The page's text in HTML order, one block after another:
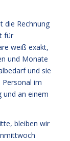
die Rechnung
für
weiß exakt,
und Monate
und sie
im
und an einem
bleiben wir